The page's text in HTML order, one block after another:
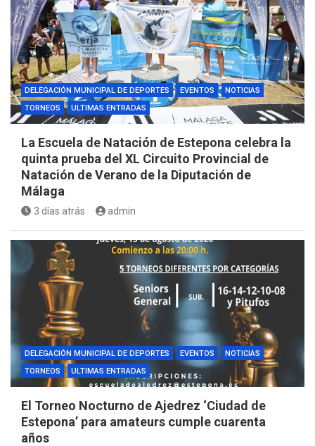
DELEGACIÓN MUNICIPAL DE DEPORTES EVENTOS
NOTICIAS
TORNEOS
ULTIMAS ENTRADAS
La Escuela de Natación de Estepona celebra la
quinta prueba del XL Circuito Provincial de
Natación de Verano de la Diputación de
Málaga
3 días atrás admin
DELEGACIÓN MUNICIPAL DE DEPORTES EVENTOS
NOTICIAS
TORNEOS
ULTIMAS ENTRADAS
El Torneo Nocturno de Ajedrez ‘Ciudad de
Estepona’ para amateurs cumple cuarenta
años